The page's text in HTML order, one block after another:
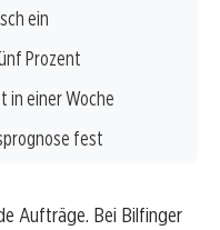
ein
Prozent
in einer Woche
fest
Aufträge. Bei Bilfinger